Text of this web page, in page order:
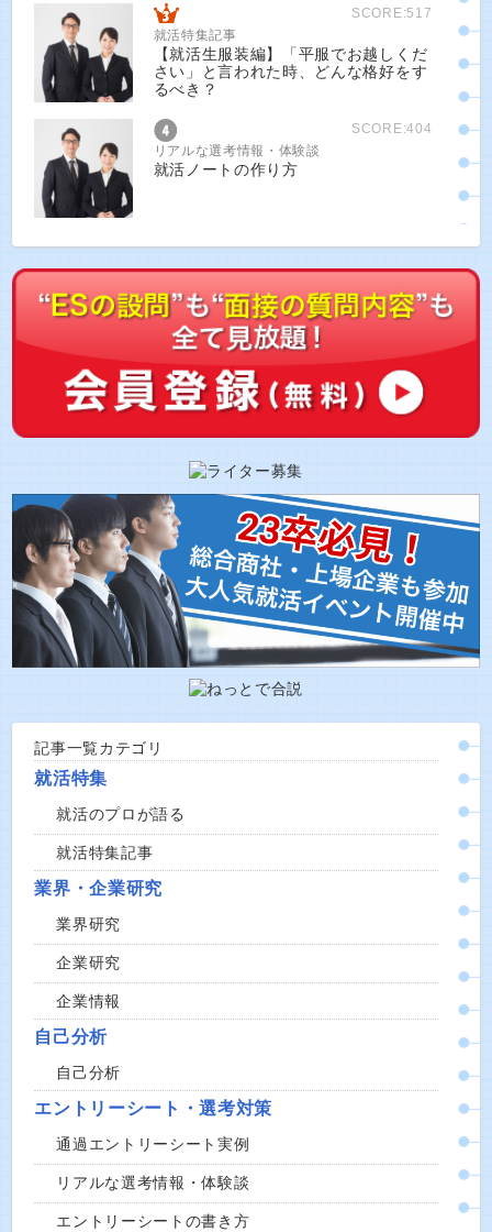
SCORE:517
就活特集記事
【就活生服装編】「平服でお越しくだ
さい」と言われた時、どんな格好をす
るべき？
SCORE:404
リアルな選考情報・体験談
就活ノートの作り方
記事一覧カテゴリ
就活特集
就活のプロが語る
就活特集記事
業界・企業研究
業界研究
企業研究
企業情報
自己分析
自己分析
エントリーシート・選考対策
通過エントリーシート実例
リアルな選考情報・体験談
エントリーシートの書き方